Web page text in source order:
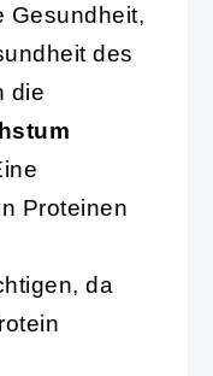
Gesundheit,
des
die
Proteinen
da